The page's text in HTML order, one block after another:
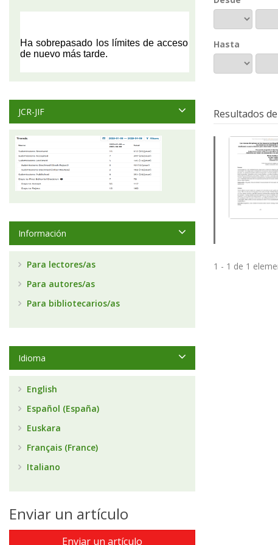
Hasta
Resultados
1 - 1 de 1
JCR-JIF
Información
Para lectores/as
Para autores/as
Para bibliotecarios/as
Idioma
English
Español (España)
Euskara
Français (France)
Italiano
Enviar un artículo
Enviar un artículo